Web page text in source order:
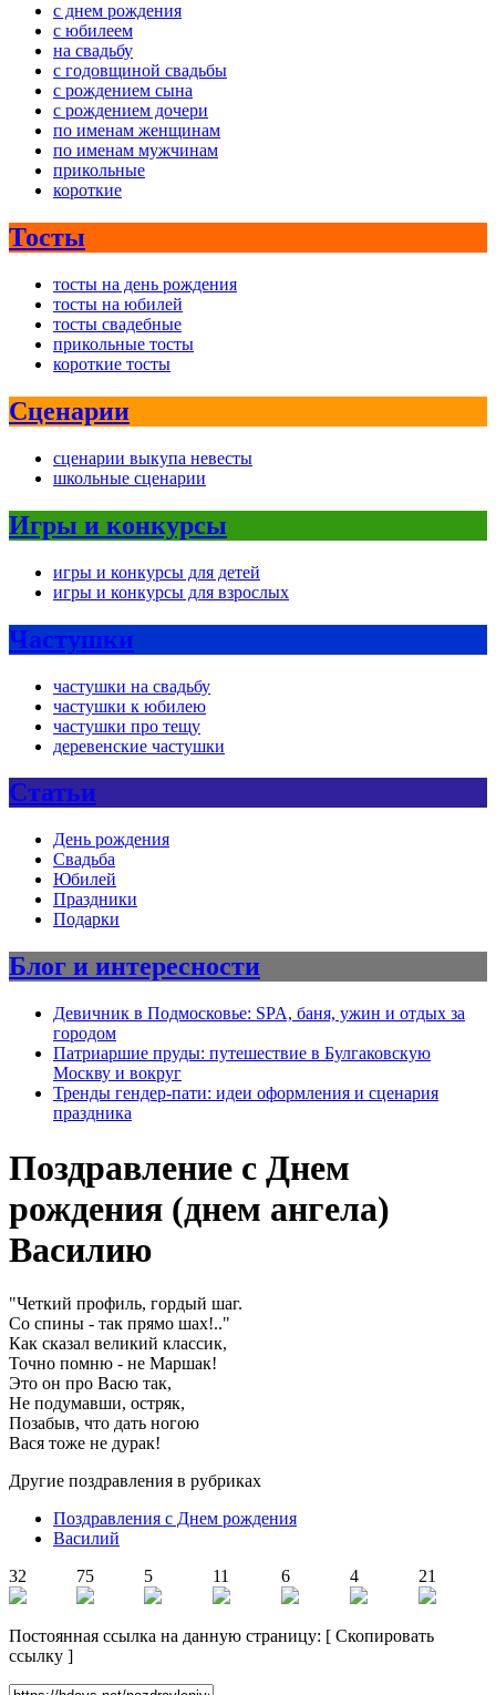
с днем рождения
с юбилеем
на свадьбу
с годовщиной свадьбы
с рождением сына
с рождением дочери
по именам женщинам
по именам мужчинам
прикольные
короткие
Тосты
тосты на день рождения
тосты на юбилей
тосты свадебные
прикольные тосты
короткие тосты
Сценарии
сценарии выкупа невесты
школьные сценарии
Игры и конкурсы
игры и конкурсы для детей
игры и конкурсы для взрослых
Частушки
частушки на свадьбу
частушки к юбилею
частушки про тещу
деревенские частушки
Статьи
День рождения
Свадьба
Юбилей
Праздники
Подарки
Блог и интересности
Девичник в Подмосковье: SPA, баня, ужин и отдых за
городом
Патриаршие пруды: путешествие в Булгаковскую
Москву и вокруг
Тренды гендер-пати: идеи оформления и сценария
праздника
Поздравление с Днем
рождения (днем ангела)
Василию
"Четкий профиль, гордый шаг.
Со спины - так прямо шах!.."
Как сказал великий классик,
Точно помню - не Маршак!
Это он про Васю так,
Не подумавши, остряк,
Позабыв, что дать ногою
Вася тоже не дурак!
Другие поздравления в рубриках
Поздравления с Днем рождения
Василий
32
75 5 11 6 4 21
Постоянная ссылка на данную страницу: [ Скопировать
ссылку ]